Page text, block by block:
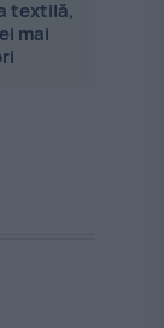
textilă,
mai